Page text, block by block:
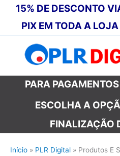
conteúdo
15% DE DESCONTO
PIX EM TODA A LOJA
PARA
ESCOLHA A
FINALIZAÇÃO
Início PLR Digital Produtos E